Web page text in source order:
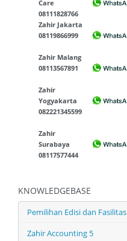
Care
08111828766
Zahir Jakarta
08119866999
Zahir Malang
08113567891
Zahir
Yogyakarta
082221345599
Zahir
Surabaya
08117577444
KNOWLEDGEBASE
Pemilihan Edisi dan Fasilitas
Zahir Accounting 5